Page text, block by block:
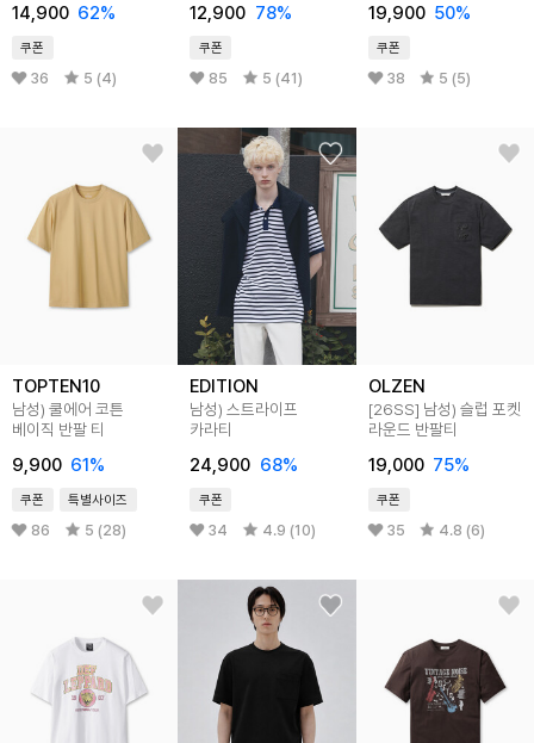
14,900 62%
쿠폰
36 5 (4)
12,900 78%
쿠폰
85 5 (41)
19,900 50%
쿠폰
38 5 (5)
TOPTEN10
남성) 쿨에어 코튼
베이직 반팔 티
9,900 61%
쿠폰 특별사이즈
86 5 (28)
EDITION
남성) 스트라이프
카라티
24,900 68%
쿠폰
34 4.9 (10)
OLZEN
[26SS] 남성) 슬럽 포켓
라운드 반팔티
19,000 75%
쿠폰
35 4.8 (6)